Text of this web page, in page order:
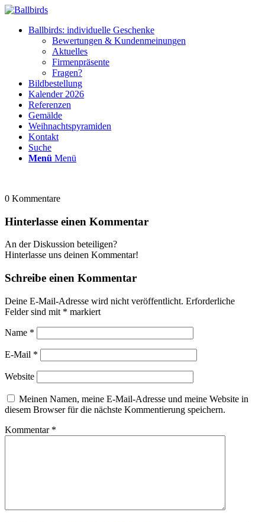
Ballbirds: individuelle Geschenke
Bewertungen & Kundenmeinungen
Aktuelles
Firmenpräsente
Fragen?
Bildbestellung
Kalender 2026
Referenzen
Gemälde
Weihnachtspyramiden
Kontakt
Suche
Menü Menü
0 Kommentare
Hinterlasse einen Kommentar
An der Diskussion beteiligen?
Hinterlasse uns deinen Kommentar!
Schreibe einen Kommentar
Deine E-Mail-Adresse wird nicht veröffentlicht. Erforderliche
Felder sind mit * markiert
Name *
E-Mail *
Website
Meinen Namen, meine E-Mail-Adresse und meine Website in
diesem Browser für die nächste Kommentierung speichern.
Kommentar *